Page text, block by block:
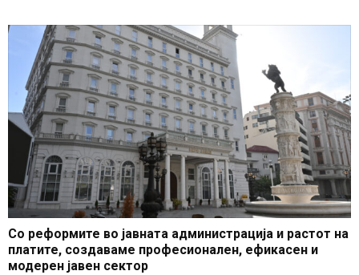
Со реформите во јавната администрација и растот на
платите, создаваме професионален, ефикасен и
модерен јавен сектор